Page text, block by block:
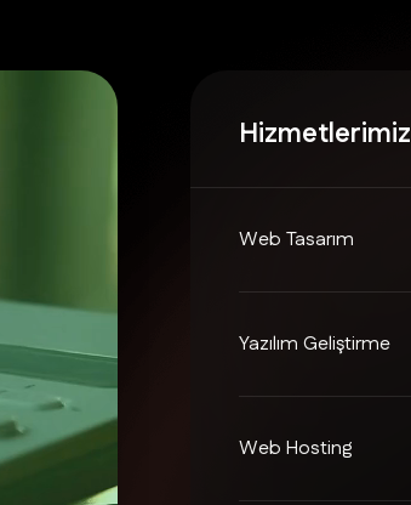
Hizmetlerimiz
Web Tasarım
Yazılım Geliştirme
Web Hosting